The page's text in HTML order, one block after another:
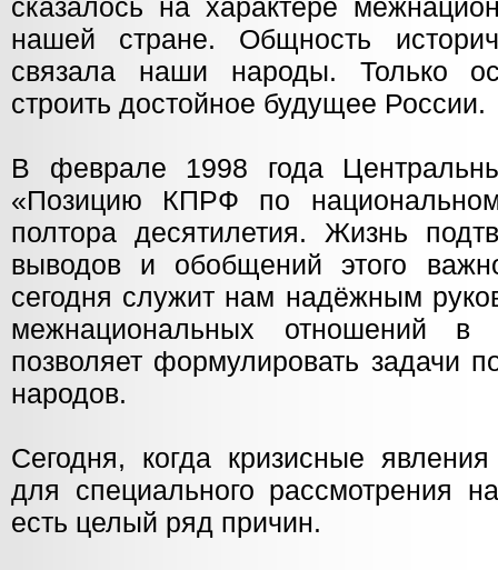
сказалось на характере
нашей стране. Общность
связала наши народы. Только
строить достойное будущее России.
В феврале 1998 года
«Позицию КПРФ по
полтора десятилетия. Жизнь
выводов и обобщений этого
сегодня служит нам надёжным
межнациональных отношений
позволяет формулировать задачи
народов.
Сегодня, когда кризисные
для специального рассмотрения
есть целый ряд причин.